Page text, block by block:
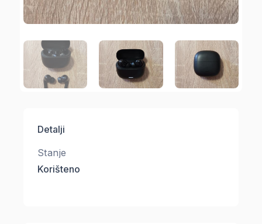
Detalji
Stanje
Korišteno